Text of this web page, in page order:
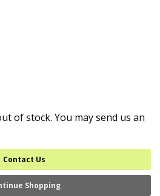
of stock. You may send us an
Contact Us
Shopping